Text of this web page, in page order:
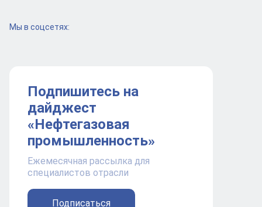
Мы в соцсетях:
Подпишитесь на
дайджест
«Нефтегазовая
промышленность»
Ежемесячная рассылка для
специалистов отрасли
Подписаться